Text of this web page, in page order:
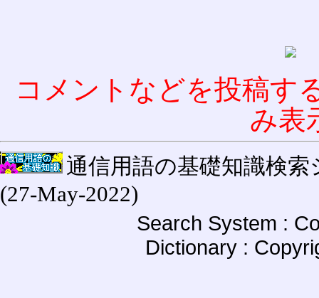
コメントなどを投稿す
み表
通信用語の基礎知識検索
(27-May-2022)
Search System :
Dictionary :